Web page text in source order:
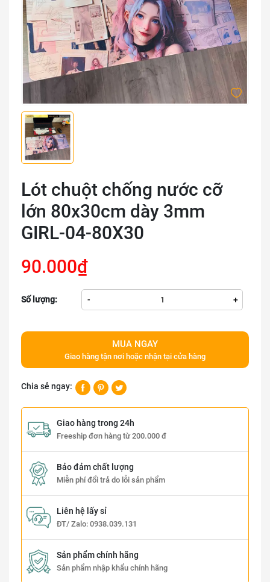
Lót chuột chống nước cỡ
lớn 80x30cm dày 3mm
GIRL-04-80X30
90.000₫
Số lượng: - +
MUA NGAY
Giao hàng tận nơi hoặc nhận tại cửa hàng
Chia sẻ ngay:
Giao hàng trong 24h
Freeship đơn hàng từ 200.000 đ
Bảo đảm chất lượng
Miễn phí đổi trả do lỗi sản phẩm
Liên hệ lấy sỉ
ĐT/ Zalo: 0938.039.131
Sản phẩm chính hãng
Sản phẩm nhập khẩu chính hãng